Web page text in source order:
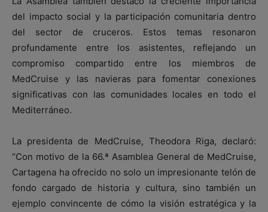
del impacto social y la participación comunitaria dentro
del sector de cruceros. Estos temas resonaron
profundamente entre los asistentes, reflejando un
compromiso compartido entre los miembros de
MedCruise y las navieras para fomentar conexiones
significativas con las comunidades locales en todo el
Mediterráneo.
La presidenta de MedCruise, Theodora Riga, declaró:
“Con motivo de la 66.ª Asamblea General de MedCruise,
Cartagena ha ofrecido no solo un impresionante telón de
fondo cargado de historia y cultura, sino también un
ejemplo convincente de cómo la visión estratégica y la